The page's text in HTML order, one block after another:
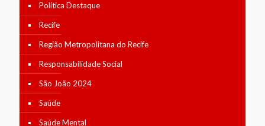
Política Destaque
Recife
Região Metropolitana do Recife
Responsabilidade Social
São João 2024
Saúde
Saúde Mental